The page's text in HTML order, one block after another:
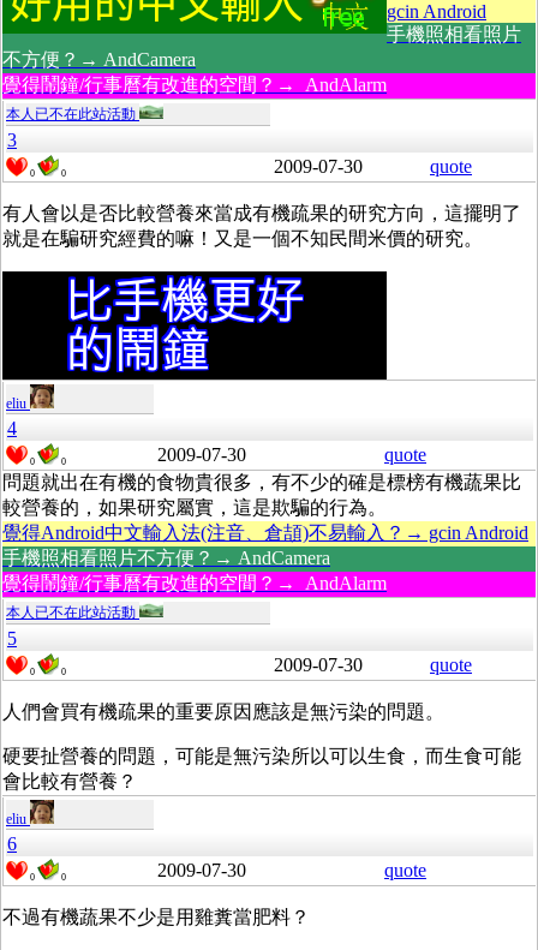
gcin Android
手機照相看照片
不方便？→ AndCamera
覺得鬧鐘/行事曆有改進的空間？→ AndAlarm
本人已不在此站活動
3
0 0 2009-07-30 quote
有人會以是否比較營養來當成有機疏果的研究方向，這擺明了
就是在騙研究經費的嘛！又是一個不知民間米價的研究。
eliu
4
0 0 2009-07-30
quote
問題就出在有機的食物貴很多，有不少的確是標榜有機蔬果比
較營養的，如果研究屬實，這是欺騙的行為。
覺得Android中文輸入法(注音、倉頡)不易輸入？→ gcin Android
手機照相看照片不方便？→ AndCamera
覺得鬧鐘/行事曆有改進的空間？→ AndAlarm
本人已不在此站活動
5
0 0 2009-07-30 quote
人們會買有機疏果的重要原因應該是無污染的問題。
硬要扯營養的問題，可能是無污染所以可以生食，而生食可能
會比較有營養？
eliu
6
0 0 2009-07-30 quote
不過有機蔬果不少是用雞糞當肥料？